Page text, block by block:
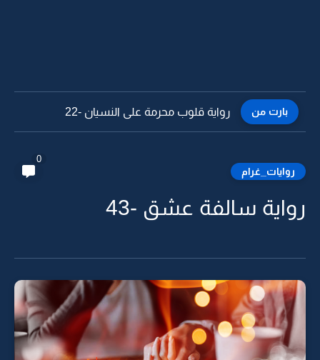
بارت من رواية قلوب محرمة على النسيان -21
روايات_غرام
0
رواية سالفة عشق -43